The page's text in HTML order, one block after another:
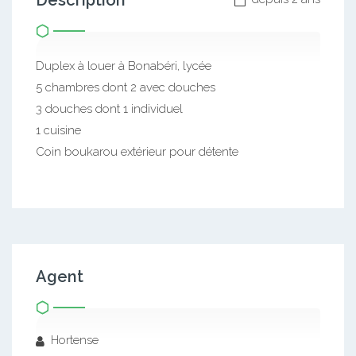
Duplex à louer à Bonabéri, lycée
5 chambres dont 2 avec douches
3 douches dont 1 individuel
1 cuisine
Coin boukarou extérieur pour détente
Agent
Hortense